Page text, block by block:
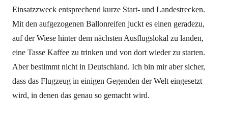
Einsatzzweck entsprechend kurze Start- und Landestrecken.
Mit den aufgezogenen Ballonreifen juckt es einen geradezu,
auf der Wiese hinter dem nächsten Ausflugslokal zu landen,
eine Tasse Kaffee zu trinken und von dort wieder zu starten.
Aber bestimmt nicht in Deutschland. Ich bin mir aber sicher,
dass das Flugzeug in einigen Gegenden der Welt eingesetzt
wird, in denen das genau so gemacht wird.